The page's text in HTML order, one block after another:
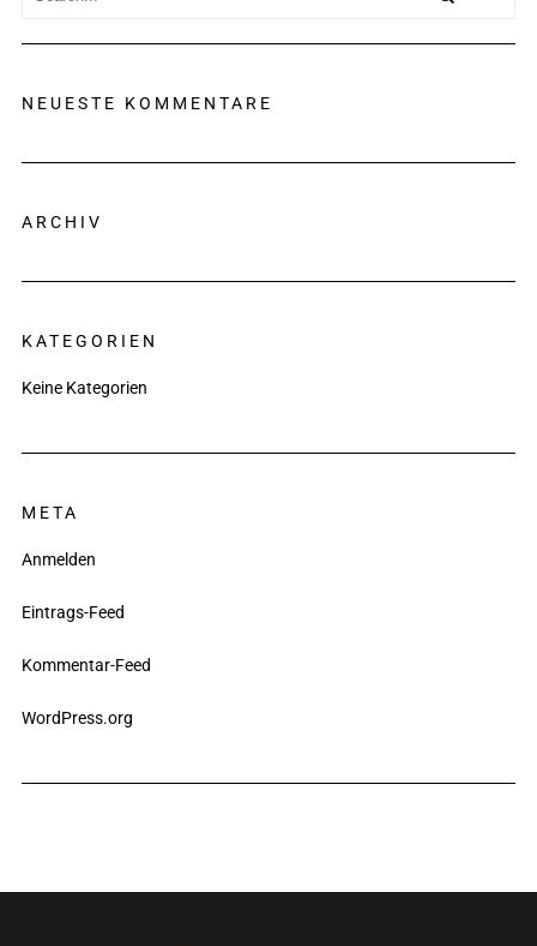
NEUESTE KOMMENTARE
ARCHIV
KATEGORIEN
Keine Kategorien
META
Anmelden
Eintrags-Feed
Kommentar-Feed
WordPress.org